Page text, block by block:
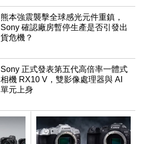
熊本強震襲擊全球感光元件重鎮，
Sony 確認廠房暫停生產是否引發出
貨危機？
Sony 正式發表第五代高倍率一體式
相機 RX10 V，雙影像處理器與 AI
單元上身